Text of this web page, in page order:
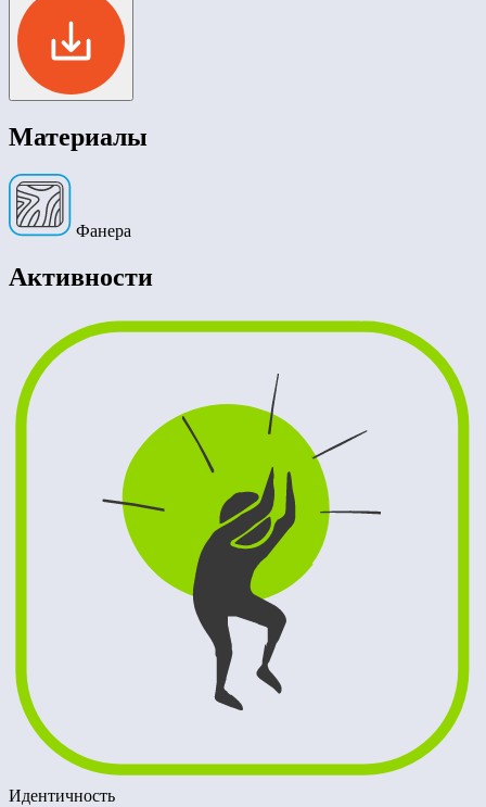
Материалы
Фанера
Активности
Идентичность